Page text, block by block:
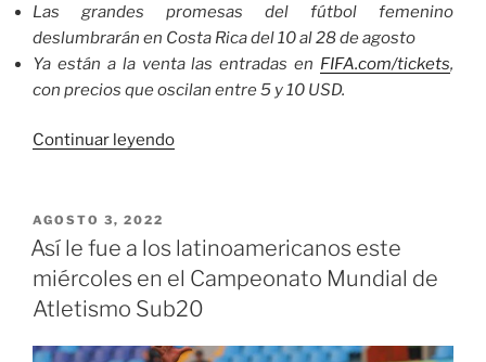
Las grandes promesas del fútbol femenino
deslumbrarán en Costa Rica del 10 al 28 de agosto
Ya están a la venta las entradas en FIFA.com/tickets,
con precios que oscilan entre 5 y 10 USD.
Continuar leyendo«Ya
listados
de
jugadoras
que
disputarán
PUBLICADO
EL
AGOSTO 3, 2022
Así le fue a los latinoamericanos este
miércoles en el Campeonato Mundial de
Atletismo Sub20